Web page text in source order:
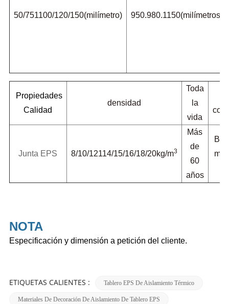
50/751100/120/150(milímetro) 950.980.1150(milímetros)
Propiedades
Calidad
densidad
Toda
la
vida
Junta EPS 8/10/12114/15/16/18/20kg/m3
Más
de
60
años
NOTA
Especificación y dimensión a petición del cliente.
ETIQUETAS CALIENTES : Tablero EPS De Aislamiento Térmico
Materiales De Decoración De Aislamiento De Tablero EPS